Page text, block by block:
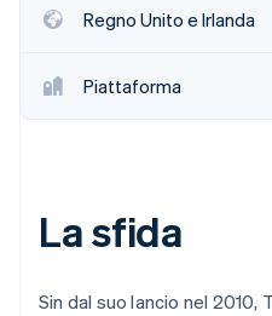
Rimozione del carbonio
Verifica online dell'identità
Stripe Sessions 2026
Scopri come Stripe
Regno Unito e Irlanda
Piattaforma
La sfida
Sin dal suo lancio nel 2010,